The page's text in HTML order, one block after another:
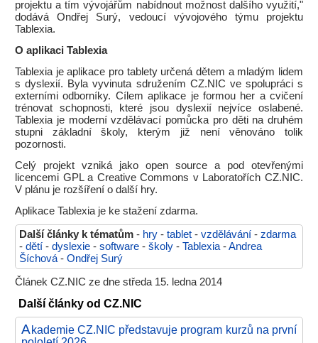
projektu a tím vývojářům nabídnout možnost dalšího využití,"
dodává Ondřej Surý, vedoucí vývojového týmu projektu
Tablexia.
O aplikaci Tablexia
Tablexia je aplikace pro tablety určená dětem a mladým lidem
s dyslexií. Byla vyvinuta sdružením CZ.NIC ve spolupráci s
externími odborníky. Cílem aplikace je formou her a cvičení
trénovat schopnosti, které jsou dyslexií nejvíce oslabené.
Tablexia je moderní vzdělávací pomůcka pro děti na druhém
stupni základní školy, kterým již není věnováno tolik
pozornosti.
Celý projekt vzniká jako open source a pod otevřenými
licencemi GPL a Creative Commons v Laboratořích CZ.NIC.
V plánu je rozšíření o další hry.
Aplikace Tablexia je ke stažení zdarma.
Další články k tématům - hry - tablet - vzdělávání - zdarma
- dětí - dyslexie - software - školy - Tablexia-Andrea
Šíchová- Ondřej Surý
Článek CZ.NIC ze dne středa 15. ledna 2014
Další články od CZ.NIC
Akademie CZ.NIC představuje program kurzů na první